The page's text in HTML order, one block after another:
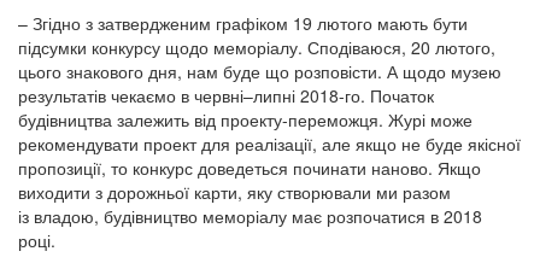
– Згідно з затвердженим графіком 19 лютого мають бути
підсумки конкурсу щодо меморіалу. Сподіваюся, 20 лютого,
цього знакового дня, нам буде що розповісти. А щодо музею
результатів чекаємо в червні–липні 2018-го. Початок
будівництва залежить від проекту-переможця. Журі може
рекомендувати проект для реалізації, але якщо не буде якісної
пропозиції, то конкурс доведеться починати наново. Якщо
виходити з дорожньої карти, яку створювали ми разом
із владою, будівництво меморіалу має розпочатися в 2018
році.